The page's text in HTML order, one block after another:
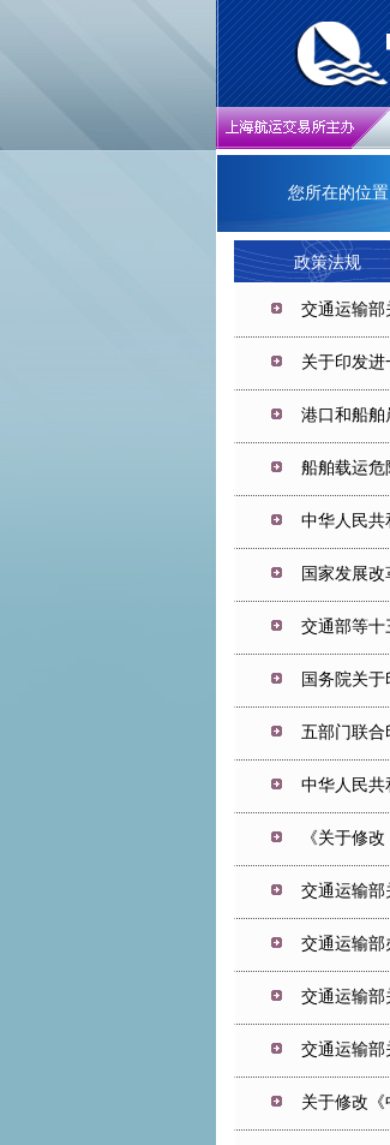
您所在的位
政策法规
交通运输部
关于印发
港口和船舶
船舶载运危
中华人民共
国家发展
交通部等十
国务院关
五部门联合
中华人民共
《关于修
交通运输部
交通运输部
交通运输部
交通运输部
关于修改